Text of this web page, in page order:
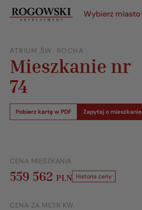
Wybierz miasto
ATRIUM ŚW. ROCHA
Mieszkanie nr
74
Pobierz kartę w PDF Zapytaj o mieszkanie
CENA MIESZKANIA
559 562 PLN Historia ceny
CENA ZA METR KW.